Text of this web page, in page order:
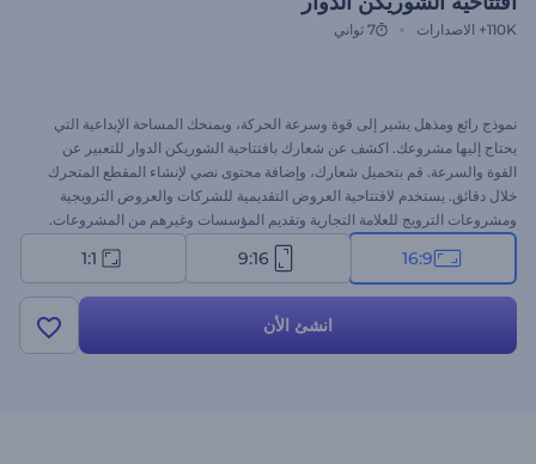
110K+ الاصدارات 7 ثواني
نموذج رائع ومذهل يشير إلى قوة وسرعة الحركة، ويمنحك المساحة الإبداعية التي
يحتاج إليها مشروعك. اكشف عن شعارك بافتتاحية الشوريكن الدوار للتعبير عن
القوة والسرعة. قم بتحميل شعارك، وإضافة محتوى نصي لإنشاء المقطع المتحرك
خلال دقائق. يستخدم لافتتاحية العروض التقديمية للشركات والعروض الترويجية
ومشروعات الترويج للعلامة التجارية وتقديم المؤسسات وغيرهم من المشروعات.
جرب الآن!
16:9
9:16
1:1
انشئ الأن